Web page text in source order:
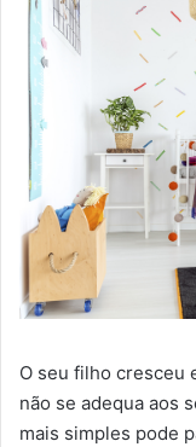
O seu filho cresceu
não se adequa aos
mais simples pode